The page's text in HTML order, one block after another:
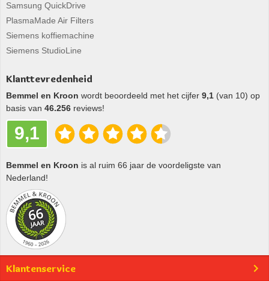
Samsung QuickDrive
PlasmaMade Air Filters
Siemens koffiemachine
Siemens StudioLine
Klanttevredenheid
Bemmel en Kroon wordt beoordeeld met het cijfer 9,1 (van 10) op
basis van 46.256 reviews!
9,1
Bemmel en Kroon is al ruim 66 jaar de voordeligste van
Nederland!
Klantenservice